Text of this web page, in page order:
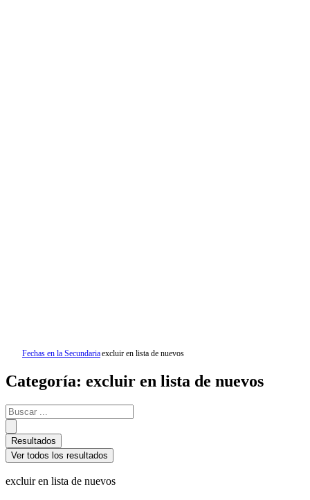
Fechas en la Secundariaexcluir en lista de nuevos
Categoría: excluir en lista de nuevos
Search
...
Resultados
Ver todos los resultados
excluir en lista de nuevos